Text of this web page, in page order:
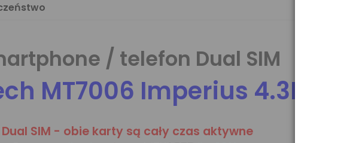
/ telefon Dual SIM
MT7006 Imperius 4.3HQ IPS
Dual SIM - obie karty są cały czas aktywne